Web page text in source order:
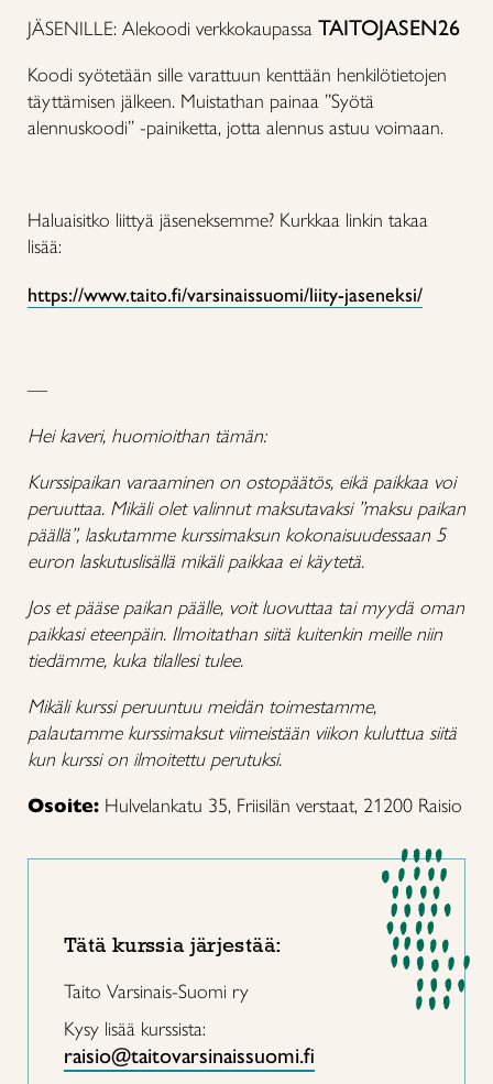
JÄSENILLE: Alekoodi verkkokaupassa TAITOJASEN26
Koodi syötetään sille varattuun kenttään henkilötietojen
täyttämisen jälkeen. Muistathan painaa ”Syötä
alennuskoodi” -painiketta, jotta alennus astuu voimaan.
Haluaisitko liittyä jäseneksemme? Kurkkaa linkin takaa
lisää:
https://www.taito.fi/varsinaissuomi/liity-jaseneksi/
—
Hei kaveri, huomioithan tämän:
Kurssipaikan varaaminen on ostopäätös, eikä paikkaa voi
peruuttaa. Mikäli olet valinnut maksutavaksi ”maksu paikan
päällä”, laskutamme kurssimaksun kokonaisuudessaan 5
euron laskutuslisällä mikäli paikkaa ei käytetä.
Jos et pääse paikan päälle, voit luovuttaa tai myydä oman
paikkasi eteenpäin. Ilmoitathan siitä kuitenkin meille niin
tiedämme, kuka tilallesi tulee.
Mikäli kurssi peruuntuu meidän toimestamme,
palautamme kurssimaksut viimeistään viikon kuluttua siitä
kun kurssi on ilmoitettu perutuksi.
Osoite: Hulvelankatu 35, Friisilän verstaat, 21200 Raisio
Tätä kurssia järjestää:
Taito Varsinais-Suomi ry
Kysy lisää kurssista:
raisio@taitovarsinaissuomi.fi